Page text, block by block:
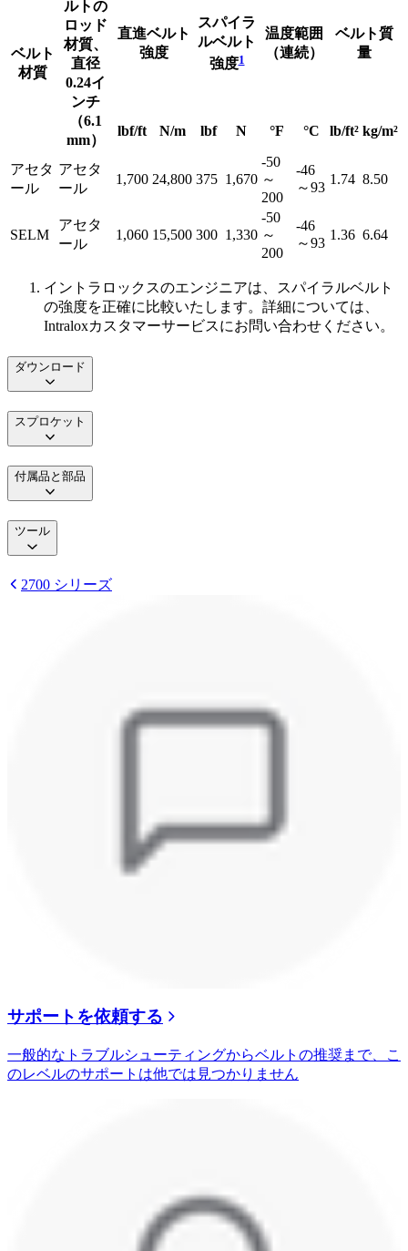
ベルト
材質
ルトの
ロッド
材質、
直径
0.24イ
ンチ
（6.1
mm）
直進ベルト
強度
スパイラ
ルベルト
強度1
温度範囲
（連続）
ベルト質
量
lbf/ft N/m lbf N °F °C lb/ft² kg/m²
アセタ
ール
アセタ
ール
1,700 24,800 375 1,670
-50
～
200
-46
～93
1.74 8.50
SELM
アセタ
ール
1,060 15,500 300 1,330
-50
～
200
-46
～93
1.36 6.64
イントラロックスのエンジニアは、スパイラルベルト
の強度を正確に比較いたします。詳細については、
Intraloxカスタマーサービスにお問い合わせください。
ダウンロード
スプロケット
付属品と部品
ツール
2700 シリーズ
サポートを依頼する
一般的なトラブルシューティングからベルトの推奨まで、こ
のレベルのサポートは他では見つかりません